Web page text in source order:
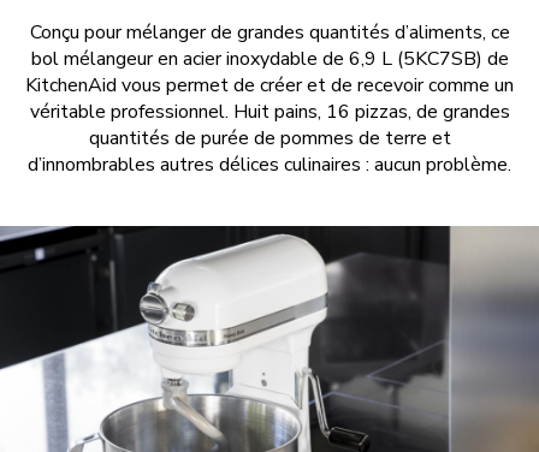
Conçu pour mélanger de grandes quantités d’aliments, ce
bol mélangeur en acier inoxydable de 6,9 L (5KC7SB) de
KitchenAid vous permet de créer et de recevoir comme un
véritable professionnel. Huit pains, 16 pizzas, de grandes
quantités de purée de pommes de terre et
d’innombrables autres délices culinaires : aucun problème.